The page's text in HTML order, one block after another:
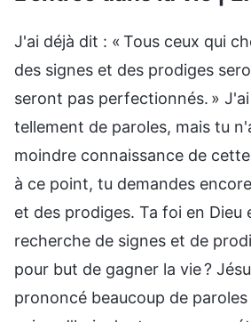
J'ai déjà dit : « Tous ceux qui
des signes et des prodiges
seront pas perfectionnés. »
tellement de paroles, mais tu
moindre connaissance de
à ce point, tu demandes
et des prodiges. Ta foi en Dieu
recherche de signes et de
pour but de gagner la vie ?
prononcé beaucoup de paroles